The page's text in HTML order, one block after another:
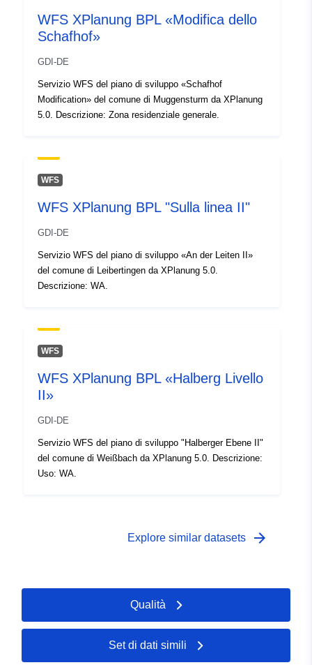
49.4399757 ], [ 9.3433189,
uriRef:
http://data.europa.eu/88u/dataset/
a8aa-40d1-a452-787ef5a8ce90
WFS XPlanung BPL «Modifica dello
Schafhof»
GDI-DE
Servizio WFS del piano di sviluppo «Schafhof
Modification» del comune di Muggensturm da XPlanung
5.0. Descrizione: Zona residenziale generale.
WFS
WFS XPlanung BPL "Sulla linea II"
GDI-DE
Servizio WFS del piano di sviluppo «An der Leiten II»
del comune di Leibertingen da XPlanung 5.0.
Descrizione: WA.
WFS
WFS XPlanung BPL «Halberg Livello
II»
GDI-DE
Servizio WFS del piano di sviluppo "Halberger Ebene II"
del comune di Weißbach da XPlanung 5.0. Descrizione:
Uso: WA.
Explore similar datasets arrow_forward
Qualità
Set di dati simili